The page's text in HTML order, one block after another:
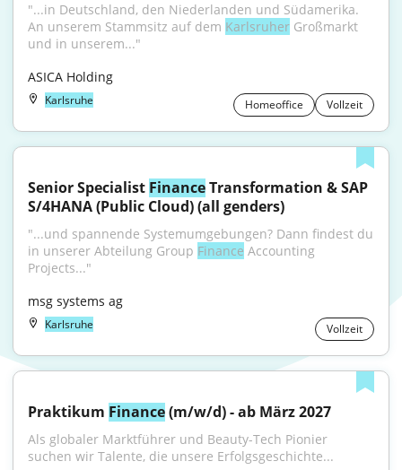
"...in Deutschland, den Niederlanden und Südamerika.
An unserem Stammsitz auf dem Karlsruher Großmarkt
und in unserem..."
ASICA Holding
Karlsruhe Homeoffice Vollzeit
Senior Specialist Finance Transformation & SAP
S/4HANA (Public Cloud) (all genders)
"...und spannende Systemumgebungen? Dann findest du
in unserer Abteilung Group Finance Accounting
Projects..."
msg systems ag
Karlsruhe Vollzeit
Praktikum Finance (m/w/d) - ab März 2027
Als globaler Marktführer und Beauty-Tech Pionier
suchen wir Talente, die unsere Erfolgsgeschichte...